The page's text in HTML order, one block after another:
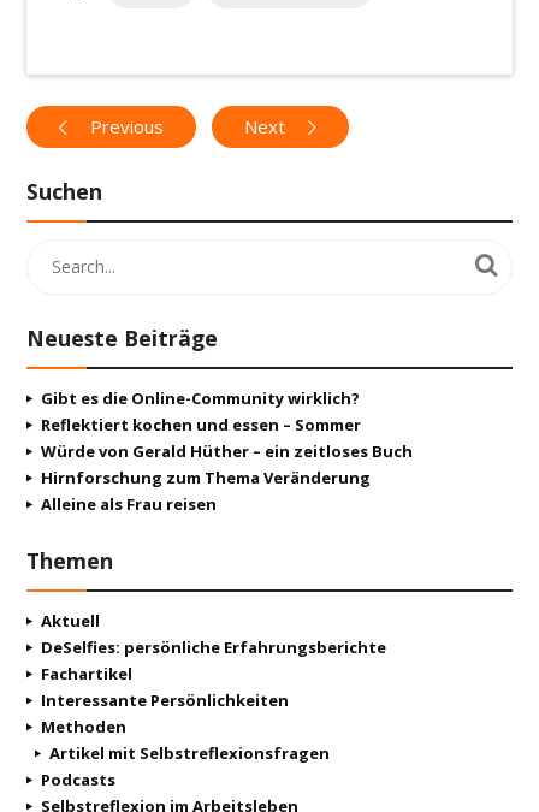
Previous Next
Suchen
Neueste Beiträge
Gibt es die Online-Community wirklich?
Reflektiert kochen und essen – Sommer
Würde von Gerald Hüther – ein zeitloses Buch
Hirnforschung zum Thema Veränderung
Alleine als Frau reisen
Themen
Aktuell
DeSelfies: persönliche Erfahrungsberichte
Fachartikel
Interessante Persönlichkeiten
Methoden
Artikel mit Selbstreflexionsfragen
Podcasts
Selbstreflexion im Arbeitsleben